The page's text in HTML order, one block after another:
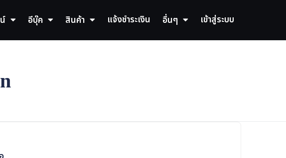
อีบุ๊ค สินค้า แจ้งชำระเงิน อื่นๆ เข้าสู่ระบบ